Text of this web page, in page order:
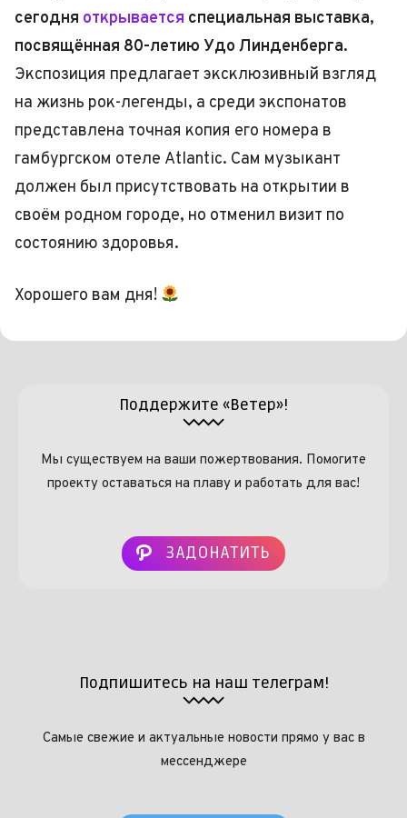
сегодня открывается специальная выставка,
посвящённая 80-летию Удо Линденберга.
Экспозиция предлагает эксклюзивный взгляд
на жизнь рок-легенды, а среди экспонатов
представлена точная копия его номера в
гамбургском отеле Atlantic. Сам музыкант
должен был присутствовать на открытии в
своём родном городе, но отменил визит по
состоянию здоровья.
Хорошего вам дня!
Поддержите «Ветер»!
Мы существуем на ваши пожертвования. Помогите
проекту оставаться на плаву и работать для вас!
ЗАДОНАТИТЬ
Подпишитесь на наш телеграм!
Самые свежие и актуальные новости прямо у вас в
мессенджере